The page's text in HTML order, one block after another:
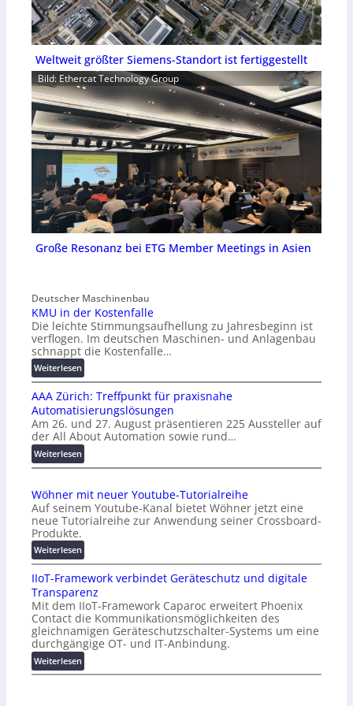
Weltweit größter Siemens-Standort ist fertiggestellt
Bild: Ethercat Technology Group
Große Resonanz bei ETG Member Meetings in Asien
Deutscher Maschinenbau
KMU in der Kostenfalle
Die leichte Stimmungsaufhellung zu Jahresbeginn ist
verflogen. Im deutschen Maschinen- und Anlagenbau
schnappt die Kostenfalle…
Weiterlesen:
K
M
U
i
n
d
e
K
o
s
e
n
f
a
l
l
e
AAA Zürich: Treffpunkt für praxisnahe
Automatisierungslösungen
Am 26. und 27. August präsentieren 225 Aussteller auf
der All About Automation sowie rund…
Weiterlesen:
A
A
Z
ü
i
c
h
:
T
r
e
f
f
Wöhner mit neuer Youtube-Tutorialreihe
Auf seinem Youtube-Kanal bietet Wöhner jetzt eine
neue Tutorialreihe zur Anwendung seiner Crossboard-
Produkte.
Weiterlesen:
W
ö
h
n
e
r
m
i
t
IIoT-Framework verbindet Geräteschutz und digitale
Transparenz
Mit dem IIoT-Framework Caparoc erweitert Phoenix
Contact die Kommunikationsmöglichkeiten des
gleichnamigen Geräteschutzschalter-Systems um eine
durchgängige OT- und IT-Anbindung.
Weiterlesen:
I